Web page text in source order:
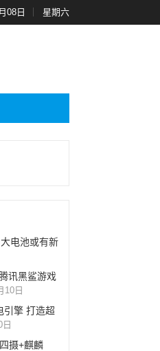
08日 星期六
电池或有新
讯黑鲨游戏
10日
引擎 打造超
摄+麒麟